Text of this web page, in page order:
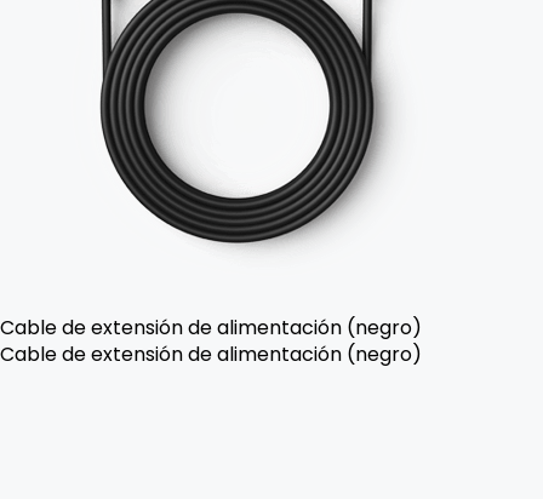
Cable de extensión de alimentación (negro)
Cable de extensión de alimentación (negro)